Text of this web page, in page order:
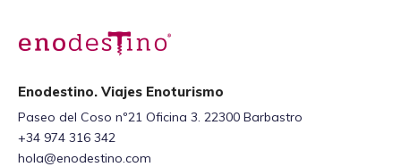
Enodestino. Viajes Enoturismo
Paseo del Coso nº21 Oficina 3. 22300 Barbastro
+34 974 316 342
hola@enodestino.com